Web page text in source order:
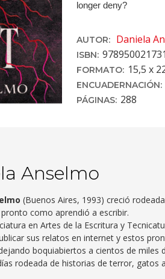
longer deny?
AUTOR: Daniela
ISBN:
FORMATO: 15,5 x
ENCUADERNACIÓN:
PÁGINAS: 288
Anselmo
(Buenos Aires, 1993) creció
como aprendió a escribir.
en Artes de la Escritura y
sus relatos en internet y estos
boquiabiertos a cientos de miles
rodeada de historias de terror, gatos